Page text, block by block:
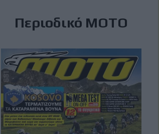
διώξει τον Vinales στην μέση
Ισπανού
3 Αύγουστος, 2026
Romaniacs: Τελικά
αποτελέσματα ανά κατηγορία –
Τι θέσεις πήραν οι Έλληνες
Περιοδικό ΜΟΤΟ